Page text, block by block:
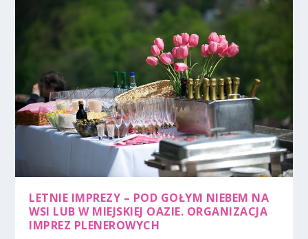
LETNIE IMPREZY – POD GOŁYM NIEBEM NA
WSI LUB W MIEJSKIEJ OAZIE. ORGANIZACJA
IMPREZ PLENEROWYCH